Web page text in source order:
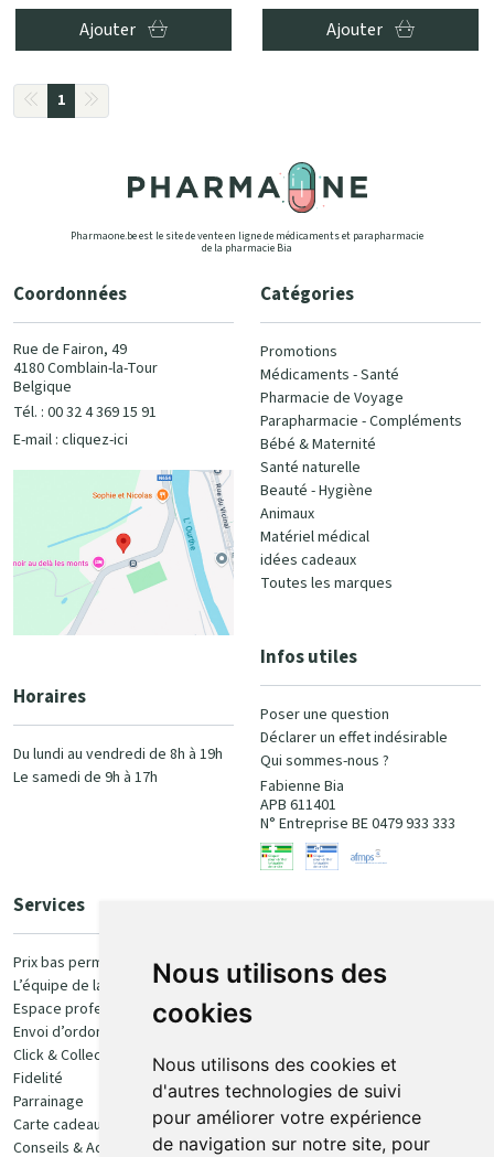
Nous utilisons des
cookies
Nous utilisons des cookies et
d'autres technologies de suivi
pour améliorer votre expérience
de navigation sur notre site, pour
Ajouter Ajouter
1
Pharmaone.be est le site de vente en ligne de médicaments et parapharmacie
de la pharmacie Bia
Coordonnées
Rue de Fairon, 49
4180 Comblain-la-Tour
Belgique
Tél. : 00 32 4 369 15 91
E-mail : cliquez-ici
Horaires
Du lundi au vendredi de 8h à 19h
Le samedi de 9h à 17h
Catégories
Promotions
Médicaments - Santé
Pharmacie de Voyage
Parapharmacie - Compléments
Bébé & Maternité
Santé naturelle
Beauté - Hygiène
Animaux
Matériel médical
idées cadeaux
Toutes les marques
Infos utiles
Poser une question
Déclarer un effet indésirable
Qui sommes-nous ?
Fabienne Bia
APB 611401
N° Entreprise BE 0479 933 333
Services
Prix bas permanent
L’équipe de la pharmacie
Espace professionnel
Envoi d’ordonnance
Click & Collect
Fidelité
Parrainage
Carte cadeau
Conseils & Actualités
100% sécurisé
Retrait et livraison